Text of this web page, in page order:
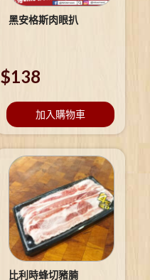
黑安格斯肉眼扒
$138
加入購物車
比利時蜂切豬腩